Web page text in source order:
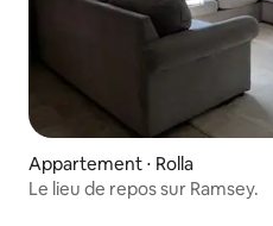
Appartement ⋅ Rolla
Le lieu de repos sur Ramsey.